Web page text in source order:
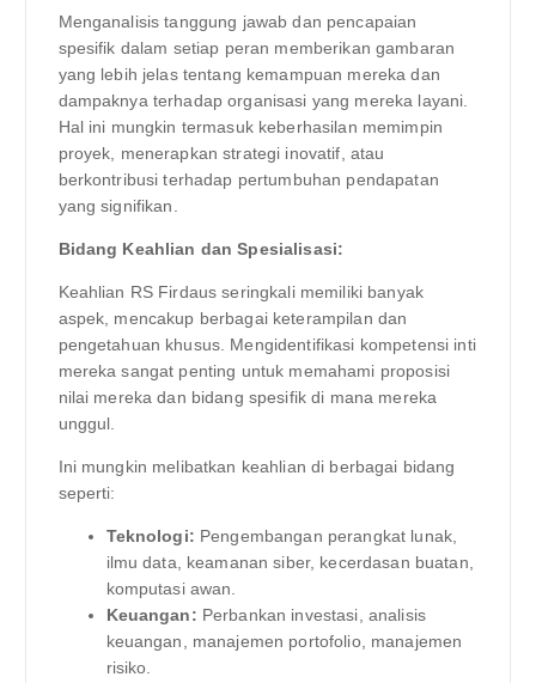
Menganalisis tanggung jawab dan pencapaian
spesifik dalam setiap peran memberikan gambaran
yang lebih jelas tentang kemampuan mereka dan
dampaknya terhadap organisasi yang mereka layani.
Hal ini mungkin termasuk keberhasilan memimpin
proyek, menerapkan strategi inovatif, atau
berkontribusi terhadap pertumbuhan pendapatan
yang signifikan.
Bidang Keahlian dan Spesialisasi:
Keahlian RS Firdaus seringkali memiliki banyak
aspek, mencakup berbagai keterampilan dan
pengetahuan khusus. Mengidentifikasi kompetensi inti
mereka sangat penting untuk memahami proposisi
nilai mereka dan bidang spesifik di mana mereka
unggul.
Ini mungkin melibatkan keahlian di berbagai bidang
seperti:
Teknologi: Pengembangan perangkat lunak,
ilmu data, keamanan siber, kecerdasan buatan,
komputasi awan.
Keuangan: Perbankan investasi, analisis
keuangan, manajemen portofolio, manajemen
risiko.